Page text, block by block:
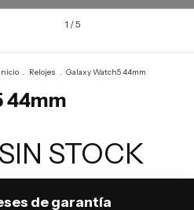
1 /5
Inicio . Relojes . Galaxy Watch5 44mm
44mm
SIN STOCK
de garantía